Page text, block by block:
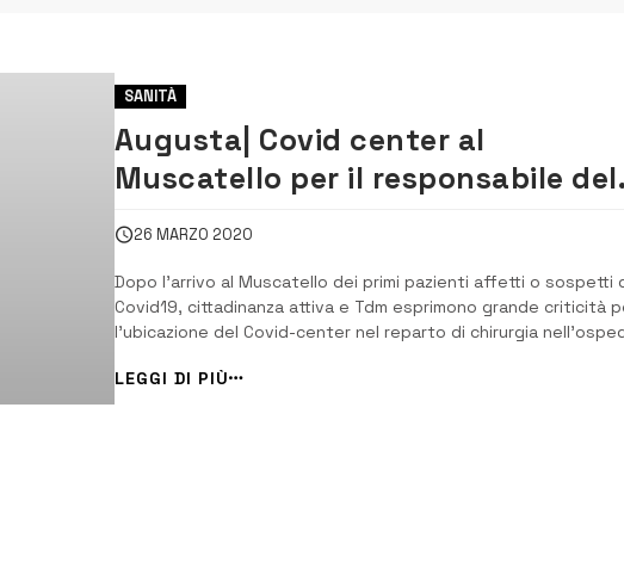
SANITÀ
Augusta| Covid center al
Muscatello per il responsabile del
Tdm,Tringali: scelta sbagliata
26 MARZO 2020
Dopo l’arrivo al Muscatello dei primi pazienti affetti o sospetti
Covid19, cittadinanza attiva e Tdm esprimono grande criticità
l’ubicazione del Covid-center nel reparto di chirurgia
è stato dismesso per ospitare un Covid center ci sono allo
at...
LEGGI DI PIÙ